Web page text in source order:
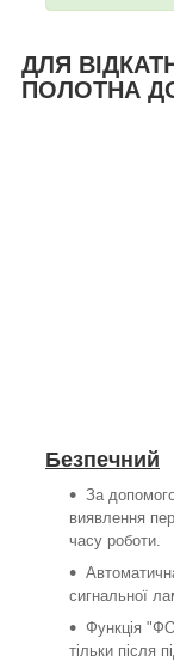
Безпечний
За
виявлення
часу роботи.
сигнальної
Функція
тільки після
ДЛЯ
ПОЛОТНА